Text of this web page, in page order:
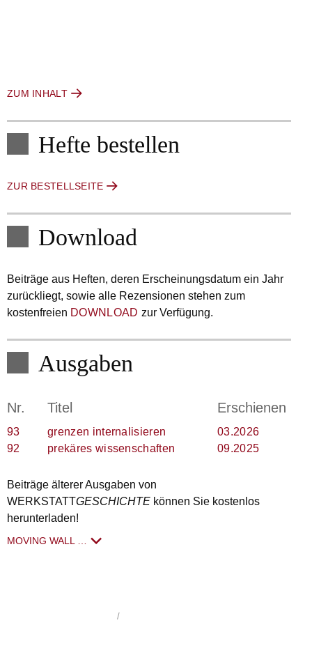
ZUM INHALT
Hefte bestellen
ZUR BESTELLSEITE
Download
Beiträge aus Heften, deren Erscheinungsdatum ein Jahr
zurückliegt, sowie alle Rezensionen stehen zum
kostenfreien DOWNLOAD zur Verfügung.
Ausgaben
Nr. Titel Erschienen
93 grenzen internalisieren
03.2026
92
prekäres wissenschaften 09.2025
Beiträge älterer Ausgaben von
WERKSTATTGESCHICHTE können Sie kostenlos
herunterladen!
MOVING WALL …